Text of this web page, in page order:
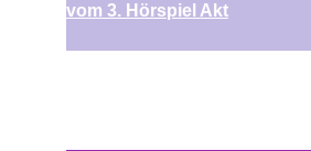
vom 3. Hörspiel Akt